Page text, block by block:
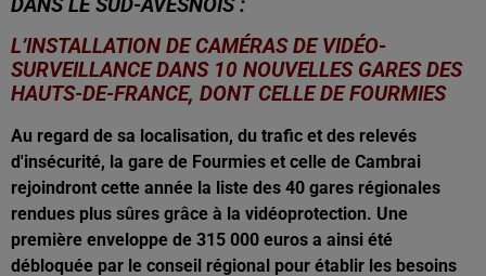
DANS LE SUD-AVESNOIS :
L’INSTALLATION DE CAMÉRAS DE VIDÉO-
SURVEILLANCE DANS 10 NOUVELLES GARES DES
HAUTS-DE-FRANCE, DONT CELLE DE FOURMIES
Au regard de sa localisation, du trafic et des relevés
d'insécurité, la gare de Fourmies et celle de Cambrai
rejoindront cette année la liste des 40 gares régionales
rendues plus sûres grâce à la vidéoprotection. Une
première enveloppe de 315 000 euros a ainsi été
débloquée par le conseil régional pour établir les besoins